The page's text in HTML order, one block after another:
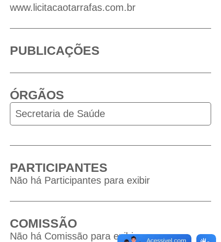
www.licitacaotarrafas.com.br
PUBLICAÇÕES
ÓRGÃOS
Secretaria de Saúde
PARTICIPANTES
Não há Participantes para exibir
COMISSÃO
Não há Comissão para exibir